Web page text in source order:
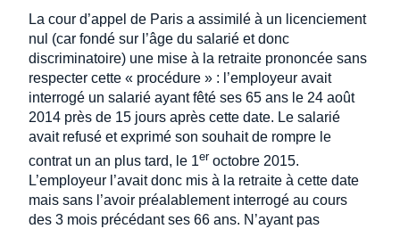
La cour d’appel de Paris a assimilé à un licenciement
nul (car fondé sur l’âge du salarié et donc
discriminatoire) une mise à la retraite prononcée sans
respecter cette « procédure » : l’employeur avait
interrogé un salarié ayant fêté ses 65 ans le 24 août
2014 près de 15 jours après cette date. Le salarié
avait refusé et exprimé son souhait de rompre le
contrat un an plus tard, le 1er octobre 2015.
L’employeur l’avait donc mis à la retraite à cette date
mais sans l’avoir préalablement interrogé au cours
des 3 mois précédant ses 66 ans. N’ayant pas